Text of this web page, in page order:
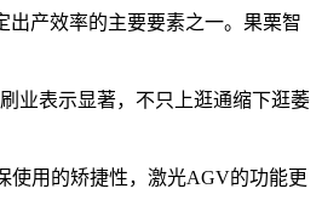
产效率的主要要素之一。果栗智
业表示显著，不只上逛通缩下逛萎
用的矫捷性，激光AGV的功能更